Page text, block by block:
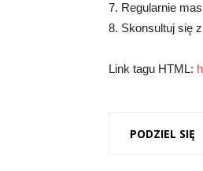
7. Regularnie
8. Skonsultuj się
Link tagu HTML:
PODZIEL SIĘ